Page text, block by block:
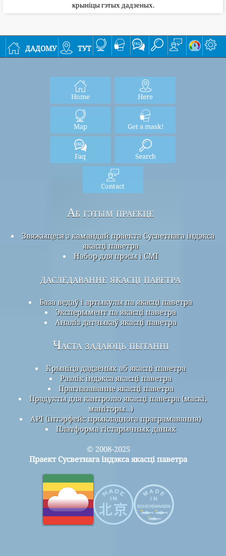
крыніцы гэтых дадзеных.
дадому тут
Home Here
Map Get a mask!
Faq Search
Contact
Аб гэтым праекце
Звяжыцеся з камандай праекта Сусветнага індэкса
якасці паветра
Набор для прэсы і СМІ
даследаванне якасці паветра
База ведаў і артыкулы па якасці паветра
Эксперымент па якасці паветра
Аналіз датчыкаў якасці паветра
Часта задаюць пытанні
Крыніца дадзеных аб якасці паветра
Разлік індэкса якасці паветра
Прагназаванне якасці паветра
Прадукты для кантролю якасці паветра (маскі,
маніторы…)
API (інтэрфейс прыкладнога праграмавання)
Платформа гістарычных даных
© 2008-2025
Праект Сусветнага індэкса якасці паветра